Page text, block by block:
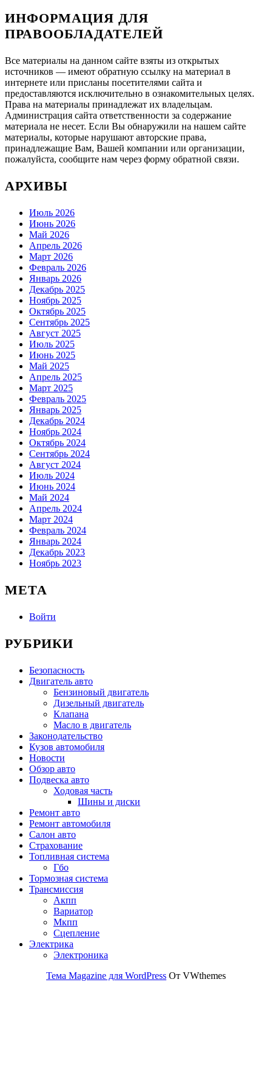
ИНФОРМАЦИЯ ДЛЯ
ПРАВООБЛАДАТЕЛЕЙ
Все материалы на данном сайте взяты из открытых
источников — имеют обратную ссылку на материал в
интернете или присланы посетителями сайта и
предоставляются исключительно в ознакомительных целях.
Права на материалы принадлежат их владельцам.
Администрация сайта ответственности за содержание
материала не несет. Если Вы обнаружили на нашем сайте
материалы, которые нарушают авторские права,
принадлежащие Вам, Вашей компании или организации,
пожалуйста, сообщите нам через форму обратной связи.
АРХИВЫ
Июль 2026
Июнь 2026
Май 2026
Апрель 2026
Март 2026
Февраль 2026
Январь 2026
Декабрь 2025
Ноябрь 2025
Октябрь 2025
Сентябрь 2025
Август 2025
Июль 2025
Июнь 2025
Май 2025
Апрель 2025
Март 2025
Февраль 2025
Январь 2025
Декабрь 2024
Ноябрь 2024
Октябрь 2024
Сентябрь 2024
Август 2024
Июль 2024
Июнь 2024
Май 2024
Апрель 2024
Март 2024
Февраль 2024
Январь 2024
Декабрь 2023
Ноябрь 2023
МЕТА
Войти
РУБРИКИ
Безопасность
Двигатель авто
Бензиновый двигатель
Дизельный двигатель
Клапана
Масло в двигатель
Законодательство
Кузов автомобиля
Новости
Обзор авто
Подвеска авто
Ходовая часть
Шины и диски
Ремонт авто
Ремонт автомобиля
Салон авто
Страхование
Топливная система
Гбо
Тормозная система
Трансмиссия
Акпп
Вариатор
Мкпп
Сцепление
Электрика
Электроника
Тема Magazine для WordPress От VWthemes